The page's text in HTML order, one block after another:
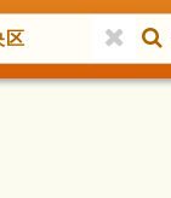
区